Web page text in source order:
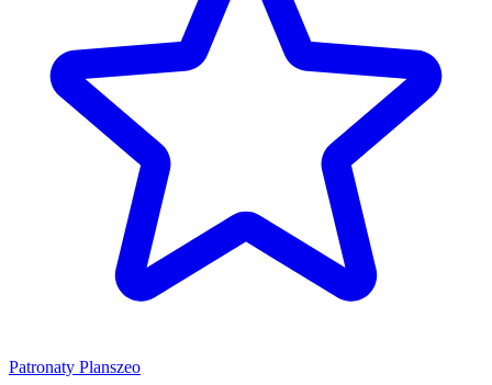
Patronaty Planszeo